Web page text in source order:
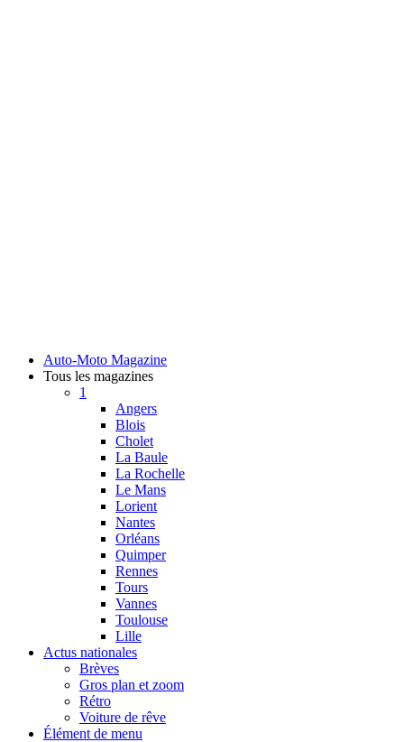
Auto-Moto Magazine
Tous les magazines
1
Angers
Blois
Cholet
La Baule
La Rochelle
Le Mans
Lorient
Nantes
Orléans
Quimper
Rennes
Tours
Vannes
Toulouse
Lille
Actus nationales
Brèves
Gros plan et zoom
Rétro
Voiture de rêve
Élément de menu